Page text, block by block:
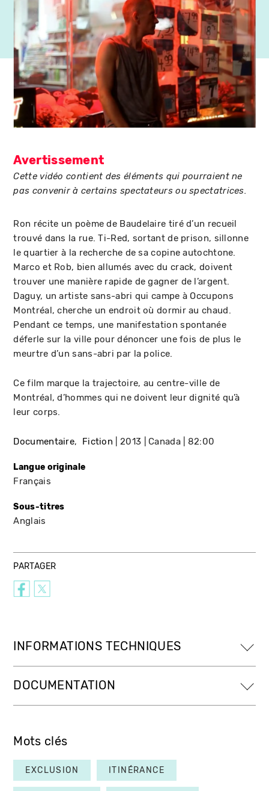
Avertissement
Cette vidéo contient des éléments qui pourraient ne
pas convenir à certains spectateurs ou spectatrices.
Ron récite un poème de Baudelaire tiré d’un recueil
trouvé dans la rue. Ti-Red, sortant de prison, sillonne
le quartier à la recherche de sa copine autochtone.
Marco et Rob, bien allumés avec du crack, doivent
trouver une manière rapide de gagner de l’argent.
Daguy, un artiste sans-abri qui campe à Occupons
Montréal, cherche un endroit où dormir au chaud.
Pendant ce temps, une manifestation spontanée
déferle sur la ville pour dénoncer une fois de plus le
meurtre d’un sans-abri par la police.
Ce film marque la trajectoire, au centre-ville de
Montréal, d’hommes qui ne doivent leur dignité qu’à
leur corps.
Documentaire Fiction 2013 Canada 82:00
Langue originale
Français
Sous-titres
Anglais
PARTAGER
INFORMATIONS TECHNIQUES
DOCUMENTATION
Mots clés
EXCLUSION ITINÉRANCE